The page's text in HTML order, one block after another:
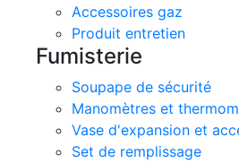
Accessoires gaz
Produit entretien
Fumisterie
Soupape de sécurité
Manomètres et
Vase d'expansion et
Set de remplissage